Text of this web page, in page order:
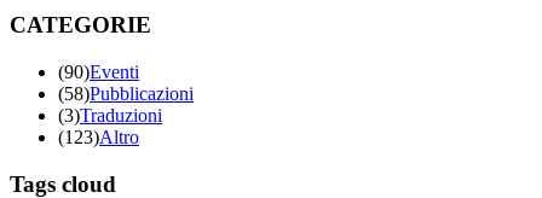
CATEGORIE
(90)Eventi
(58)Pubblicazioni
(3)Traduzioni
(123)Altro
Tags cloud